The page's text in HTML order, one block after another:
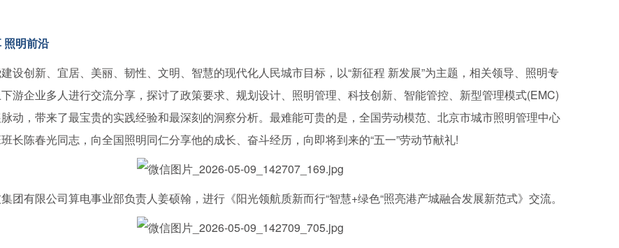
照明前沿
创新、宜居、美丽、韧性、文明、智慧的现代化人民城市目标，以“新征程 新发展”为主题，相关领导、照明专
游企业多人进行交流分享，探讨了政策要求、规划设计、照明管理、科技创新、智能管控、新型管理模式(EMC)
动，带来了最宝贵的实践经验和最深刻的洞察分析。最难能可贵的是，全国劳动模范、北京市城市照明管理中心
长陈春光同志，向全国照明同仁分享他的成长、奋斗经历，向即将到来的“五一”劳动节献礼!
有限公司算电事业部负责人姜硕翰，进行《阳光领航质新而行“智慧+绿色“照亮港产城融合发展新范式》交流。